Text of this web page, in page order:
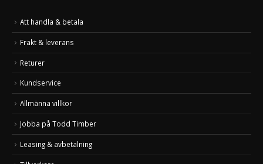
Att handla & betala
Frakt & leverans
Returer
Kundservice
Allmänna villkor
Jobba på Todd Timber
Leasing & avbetalning